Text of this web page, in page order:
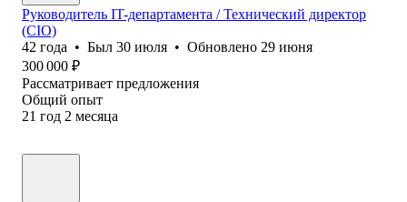
Руководитель IT-департамента / Технический директор
(CIO)
42 года • Был 30 июля • Обновлено 29 июня
300 000 ₽
Рассматривает предложения
Общий опыт
21 год 2 месяца